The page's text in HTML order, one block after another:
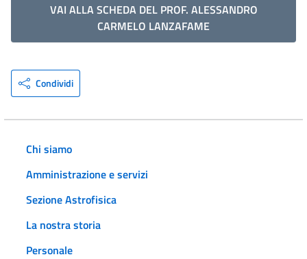
VAI ALLA SCHEDA DEL PROF. ALESSANDRO
CARMELO LANZAFAME
Condividi
Chi siamo
Amministrazione e servizi
Sezione Astrofisica
La nostra storia
Personale